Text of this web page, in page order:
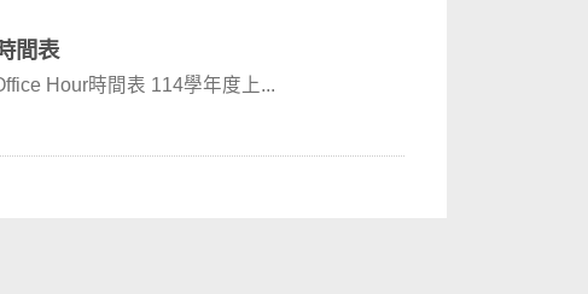
間表
公共行政學系專任教師課業輔導、導師、Office Hour時間表 114學年度上...